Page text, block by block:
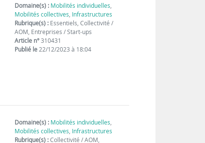
Domaine(s) : Mobilités individuelles,
Mobilités collectives, Infrastructures
Rubrique(s) : Essentiels, Collectivité /
AOM, Entreprises / Start-ups
Article n°310431
Publié le22/12/2023 à 18:04
Domaine(s) : Mobilités individuelles,
Mobilités collectives, Infrastructures
Rubrique(s) :Collectivité / AOM,